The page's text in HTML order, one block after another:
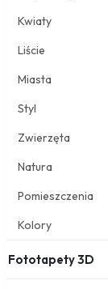
Kwiaty
Liście
Miasta
Styl
Zwierzęta
Natura
Pomieszczenia
Kolory
Fototapety 3D